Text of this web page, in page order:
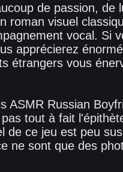
de passion, de
roman visuel
vocal. Si
apprécierez
étrangers vous
ASMR Russian
tout à fait
de ce jeu est peu
ne sont que des